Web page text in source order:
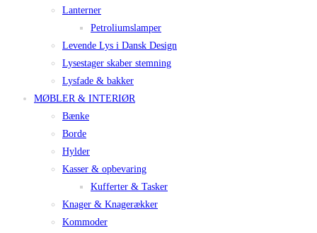
Lanterner
Petroliumslamper
Levende Lys i Dansk Design
Lysestager skaber stemning
Lysfade & bakker
MØBLER & INTERIØR
Bænke
Borde
Hylder
Kasser & opbevaring
Kufferter & Tasker
Knager & Knagerækker
Kommoder